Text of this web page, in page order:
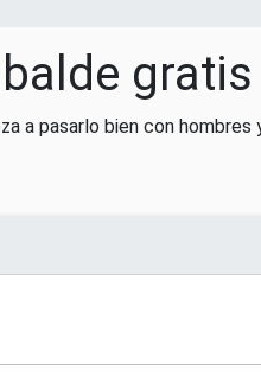
gratis
a pasarlo bien con hombres